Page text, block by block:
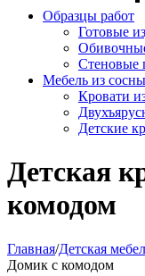
Образцы работ
Готовые
Стеновые
Мебель из
Кровати
Детские
Детская
комодом
Главная/Детская
Домик с комодом